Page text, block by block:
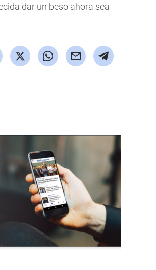
dar un beso ahora sea